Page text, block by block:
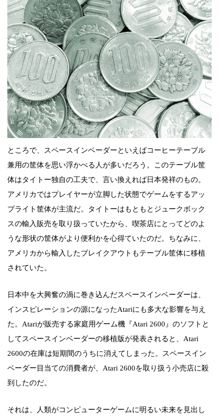
ところで、スペースインベーダーといえばコーヒーテーブル
兼用の筐体を思い浮かべる人が多いだろう。このテーブル筐
体はタイトー独自の工夫で、言い換えれば日本発祥のもの。
アメリカではプレイヤーが立脚した状態でゲームをするアッ
プライト筐体が主流だ。タイトーはもともとジュークボック
スの輸入販売を取り扱っていたから、喫茶店にとってどのよ
うな形状の筐体がより便利かを心得ていたのだ。ちなみに、
アメリカから輸入したブレイクアウトもテーブル筐体に移植
されていた。
日本中を大興奮の渦に巻き込んだスペースインベーダーは、
インスピレーションの源になったAtariにも多大な影響を与え
た。Atariが販売する家庭用ゲーム機『Atari 2600』のソフトと
してスペースインベーダーの移植版が発表されると、Atari
2600の在庫は短期間のうちに消えてしまった。スペースイン
ベーダー目当ての消費者が、Atari 2600を取り扱う小売店に殺
到したのだ。
それは、人類がコンピューターゲームに明るい未来を見出し